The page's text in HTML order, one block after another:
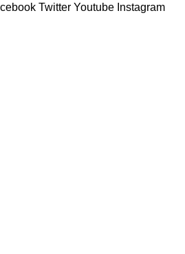
Twitter Youtube Instagram